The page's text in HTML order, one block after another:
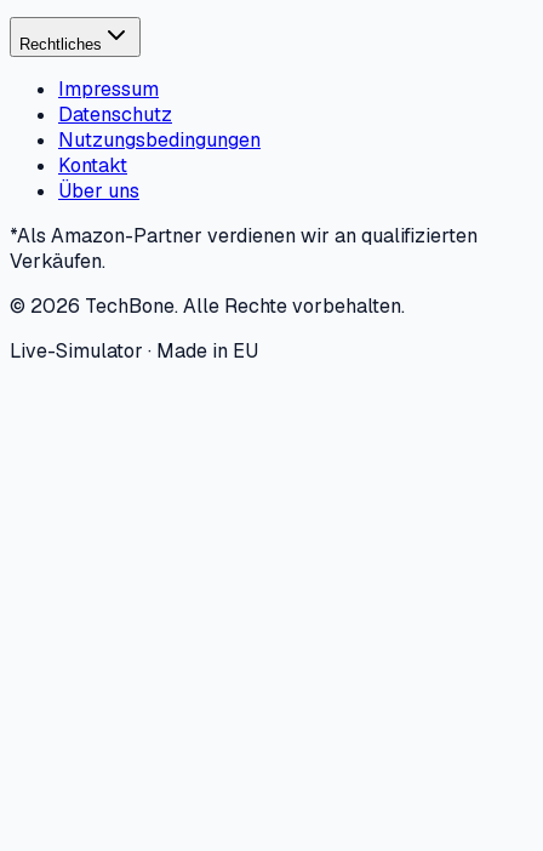
Rechtliches
Impressum
Datenschutz
Nutzungsbedingungen
Kontakt
Über uns
*Als Amazon-Partner verdienen wir an qualifizierten
Verkäufen.
© 2026 TechBone.Alle Rechte vorbehalten.
Live-Simulator · Made in EU